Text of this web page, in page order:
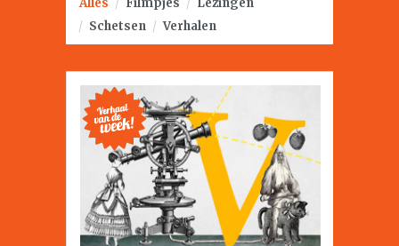
Alles / Filmpjes / Lezingen
/ Schetsen / Verhalen